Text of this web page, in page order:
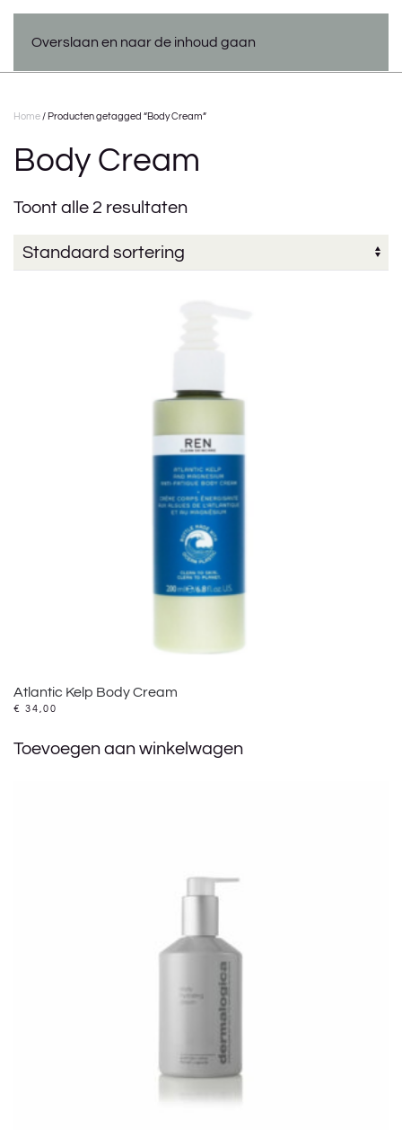
Overslaan en naar de inhoud gaan
Home / Producten getagged “Body Cream”
Body Cream
Toont alle 2 resultaten
Atlantic Kelp Body Cream
€ 34,00
Toevoegen aan winkelwagen